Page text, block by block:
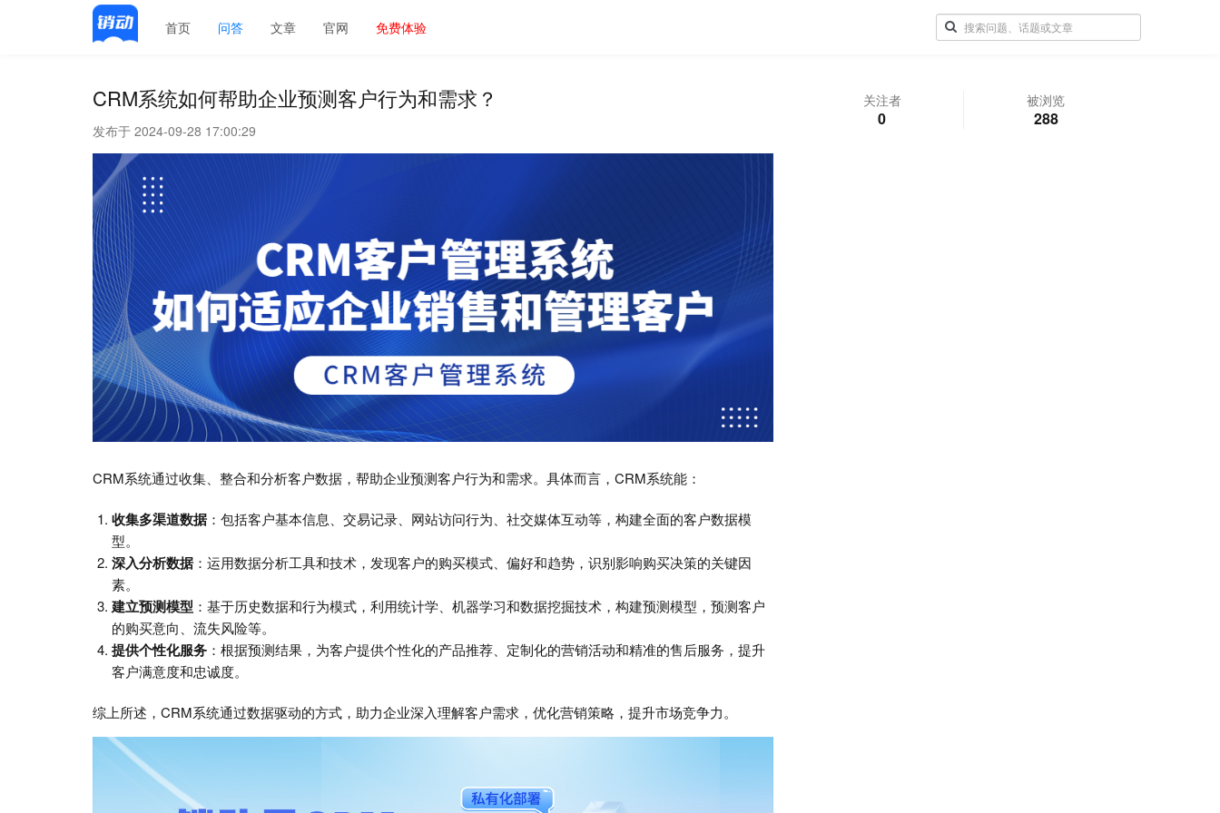
首页 问答 文章 官网 免费体验
CRM系统如何帮助企业预测客户行为和需求？
发布于 2024-09-28 17:00:29
CRM系统通过收集、整合和分析客户数据，帮助企业预测客户行为和需求。具体而言，CRM系统能：
收集多渠道数据 ：包括客户基本信息、交易记录、网站访问行为、社交媒体互动等，构建全面的客户数据模
型。
深入分析数据 ：运用数据分析工具和技术，发现客户的购买模式、偏好和趋势，识别影响购买决策的关键因
素。
建立预测模型 ：基于历史数据和行为模式，利用统计学、机器学习和数据挖掘技术，构建预测模型，预测客户
的购买意向、流失风险等。
提供个性化服务 ：根据预测结果，为客户提供个性化的产品推荐、定制化的营销活动和精准的售后服务，提升
客户满意度和忠诚度。
综上所述，CRM系统通过数据驱动的方式，助力企业深入理解客户需求，优化营销策略，提升市场竞争力。
关注者
0
被浏览
288